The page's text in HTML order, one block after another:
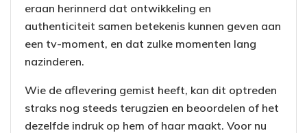
eraan herinnerd dat ontwikkeling en
authenticiteit samen betekenis kunnen geven aan
een tv-moment, en dat zulke momenten lang
nazinderen.
Wie de aflevering gemist heeft, kan dit optreden
straks nog steeds terugzien en beoordelen of het
dezelfde indruk op hem of haar maakt. Voor nu